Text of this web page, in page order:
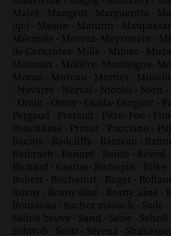
Malot - Mangeot - Margueritte -
(qc) - Mason - Maturin -
Mérimée - Mervez- Meyronein -
de Cervantes- Mille - Milosz -
Moinaux - Molière- Montaigne-
Moran - Moreau - Mortier - Moselli
- Navarre - Nerval - Nicolaï - Nion -
- Orain - Orczy - Ouida- Ourgant -
Pergaud - Perrault - Pitre- Poe -
Pouchkine - Proust - Pucciano -
Racine - Radcliffe - Rameau -
Reibrach - Renard - Reuzé - Révoil -
Richard - Gaston- Richepin - Rilke -
Robert - Rochefort - Roger -
Rosny - Rosny aîné - Rosny_aîné -
Rousseau - Sacher masoch - Sade -
Sainte beuve - Sand - Sazie - Scholl
Schwob - Scott - Serena -